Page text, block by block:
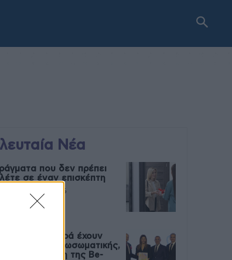
Νέα
που δεν πρέπει
σε έναν επισκέπτη
2026
από 100 μωρά έχουν
μέσω εξωσωματικής,
υποστήριξη της Be-